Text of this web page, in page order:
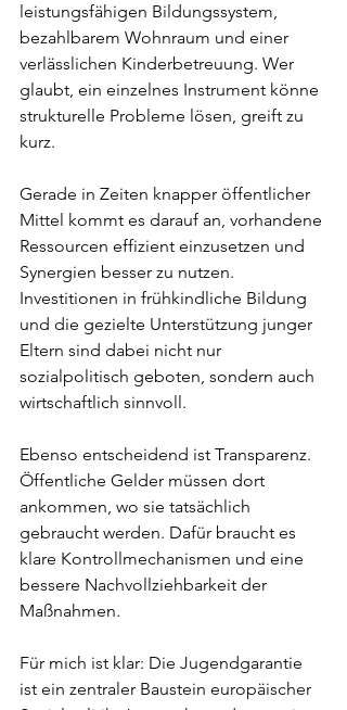
leistungsfähigen Bildungssystem,
bezahlbarem Wohnraum und einer
verlässlichen Kinderbetreuung. Wer
glaubt, ein einzelnes Instrument könne
strukturelle Probleme lösen, greift zu
kurz.
Gerade in Zeiten knapper öffentlicher
Mittel kommt es darauf an, vorhandene
Ressourcen effizient einzusetzen und
Synergien besser zu nutzen.
Investitionen in frühkindliche Bildung
und die gezielte Unterstützung junger
Eltern sind dabei nicht nur
sozialpolitisch geboten, sondern auch
wirtschaftlich sinnvoll.
Ebenso entscheidend ist Transparenz.
Öffentliche Gelder müssen dort
ankommen, wo sie tatsächlich
gebraucht werden. Dafür braucht es
klare Kontrollmechanismen und eine
bessere Nachvollziehbarkeit der
Maßnahmen.
Für mich ist klar: Die Jugendgarantie
ist ein zentraler Baustein europäischer